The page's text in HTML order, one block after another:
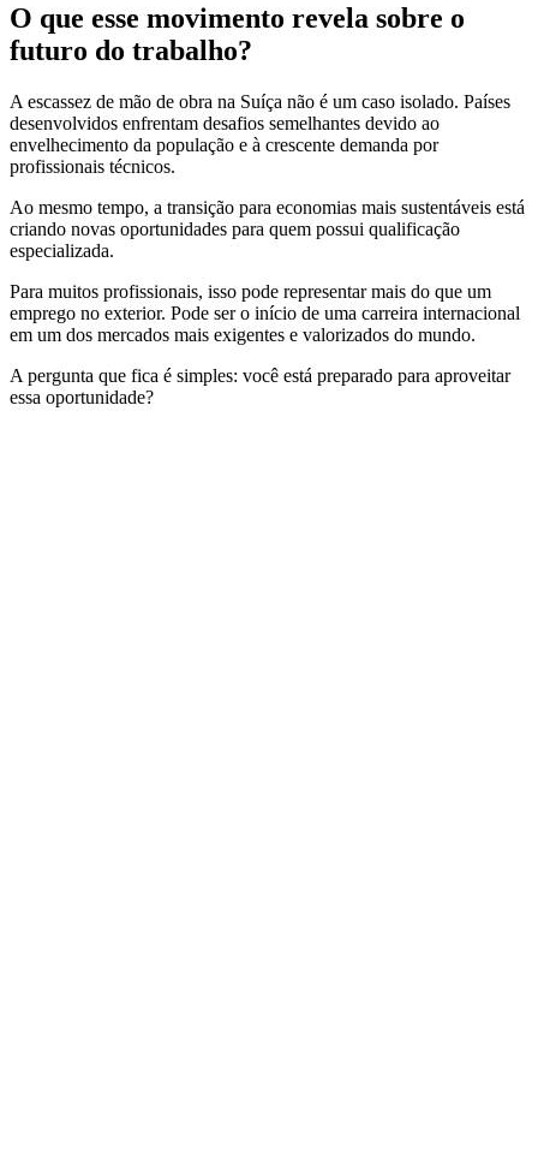
O que esse movimento revela sobre o
futuro do trabalho?
A escassez de mão de obra na Suíça não é um caso isolado. Países
desenvolvidos enfrentam desafios semelhantes devido ao
envelhecimento da população e à crescente demanda por
profissionais técnicos.
Ao mesmo tempo, a transição para economias mais sustentáveis está
criando novas oportunidades para quem possui qualificação
especializada.
Para muitos profissionais, isso pode representar mais do que um
emprego no exterior. Pode ser o início de uma carreira internacional
em um dos mercados mais exigentes e valorizados do mundo.
A pergunta que fica é simples: você está preparado para aproveitar
essa oportunidade?